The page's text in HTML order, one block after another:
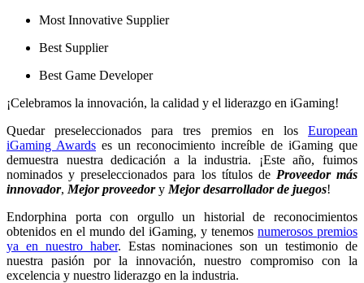
Most Innovative Supplier
Best Supplier
Best Game Developer
¡Celebramos la innovación, la calidad y el liderazgo en iGaming!
Quedar preseleccionados para tres premios en los European
iGaming Awards es un reconocimiento increíble de iGaming que
demuestra nuestra dedicación a la industria. ¡Este año, fuimos
nominados y preseleccionados para los títulos de Proveedor más
innovador, Mejor proveedory Mejor desarrollador de juegos!
Endorphina porta con orgullo un historial de reconocimientos
obtenidos en el mundo del iGaming, y tenemos numerosos premios
ya en nuestro haber. Estas nominaciones son un testimonio de
nuestra pasión por la innovación, nuestro compromiso con la
excelencia y nuestro liderazgo en la industria.